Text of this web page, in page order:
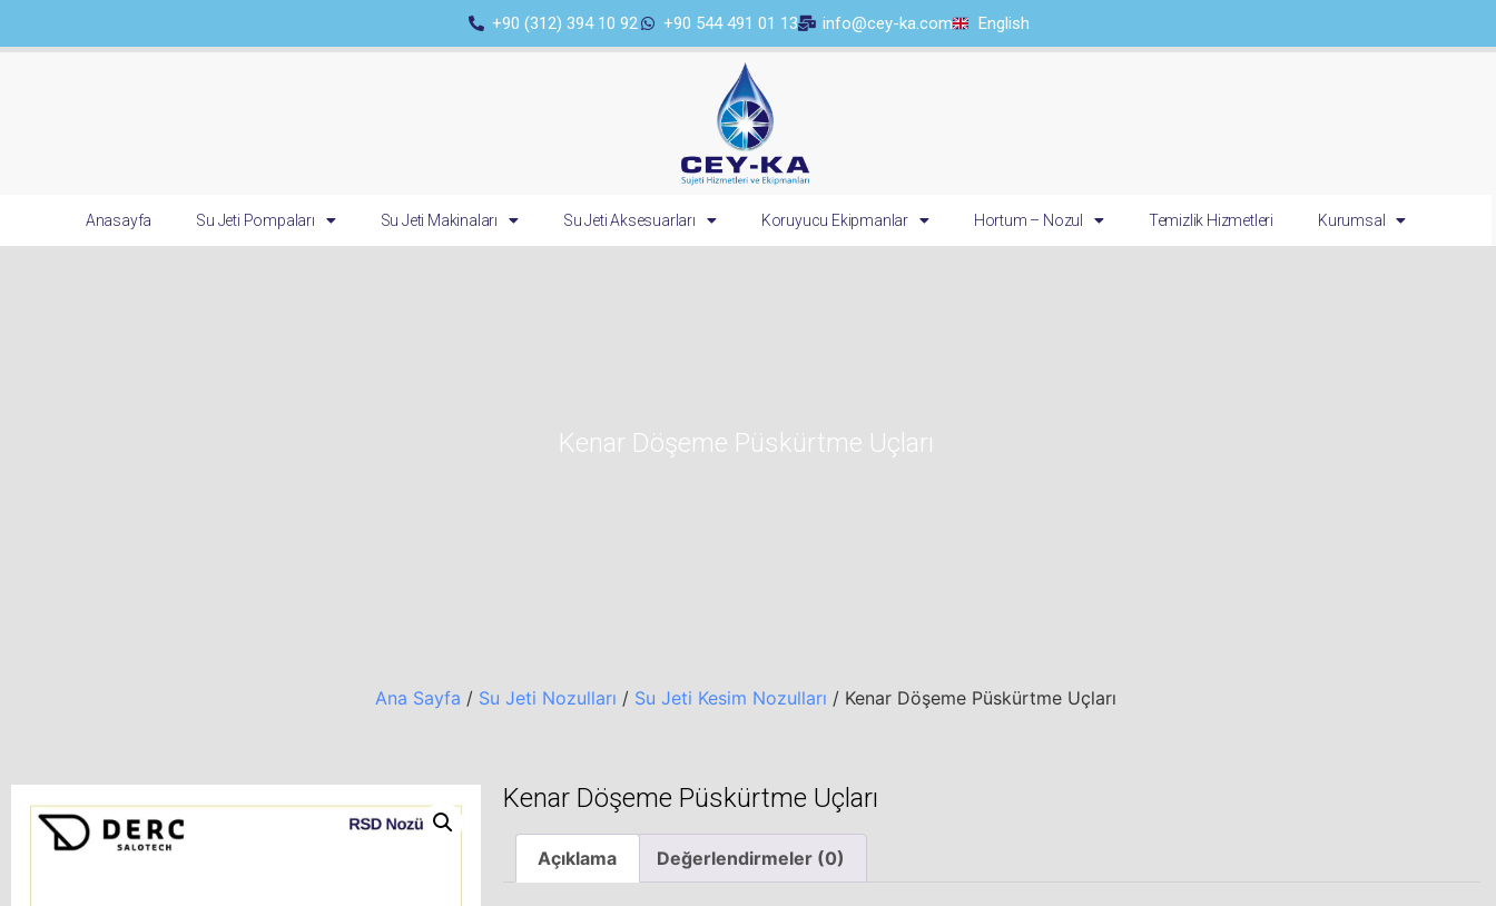
+90 (312) 394 10 92 +90 544 491 01 13 info@cey-ka.com English
Anasayfa Su Jeti Pompaları Su Jeti Makinaları Su Jeti Aksesuarları Koruyucu Ekipmanlar Hortum – Nozul Temizlik Hizmetleri Kurumsal
Kenar Döşeme Püskürtme Uçları
Ana Sayfa / Su Jeti Nozulları / Su Jeti Kesim Nozulları / Kenar Döşeme Püskürtme Uçları
Kenar Döşeme Püskürtme Uçları
Açıklama Değerlendirmeler (0)